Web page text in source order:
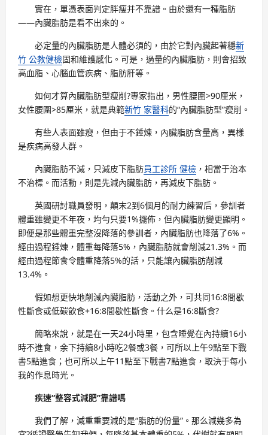
實在，單憑表面判定胖瘦并不靠譜。由於還有一種脂肪
——內臟脂肪是看不出來的。
必定量的內臟脂肪是人體必須的，由於它對內臟起著穩新
竹 公教健檢固和維護感化。可是，過量的內臟脂肪，則會招致
高血脂、心腦血管疾病、脂肪肝等。
如何才算內臟脂肪型瘦削?專家指出，男性腰圍>90厘米，
女性腰圍>85厘米，就是典範新竹 家醫科的“內臟脂肪型”瘦削。
有些人表面雖瘦，但由于不錘煉，內臟脂肪含量高，異樣
是疾病高發人群。
內臟脂肪不減，只減皮下脂肪員工診所 健檢 ，相當于治本
不治標。而活動，則是先減內臟脂肪，再減皮下脂肪。
英國研討職員發明，顛末2到6個月的耐力練習后，參訓者
體重雖變更不年夜，均勻只要1%擺佈，但內臟脂肪變更顯明。
即便是那些體重完整沒降落的參訓者，內臟脂肪也降落了6%。
經由過程錘煉，體重每降落5%，內臟脂肪就會削減21.3%。而
經由過程節食令體重降落5%的話，只能讓內臟脂肪削減
13.4%。
假如想更快地削減內臟脂肪，活動之外，可共同16:8間歇
性斷食或低碳飲食+16:8間歇性斷食。什么是16:8斷食?
簡略來說，就是在一天24小時里，包含睡覺在內持續16小
時不進食，余下持續8小時吃2餐或3餐，可所以上午9點至下戰
書5點進食；也可所以上午11點至下戰書7點進食，取決于每小
我的作息時光。
疾速“整容式減肥”靠譜嗎
我們了解，減重重要減的是“脂肪的份量”。那么減幾多為